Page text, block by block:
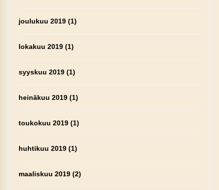
joulukuu 2019(1)
lokakuu 2019(1)
syyskuu 2019(1)
heinäkuu 2019(1)
toukokuu 2019(1)
huhtikuu 2019(1)
maaliskuu 2019(2)